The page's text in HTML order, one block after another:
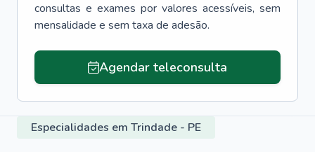
consultas e exames por valores acessíveis, sem
mensalidade e sem taxa de adesão.
Agendar teleconsulta
Especialidades em Trindade - PE